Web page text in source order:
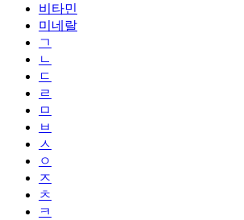
비타민
미네랄
ㄱ
ㄴ
ㄷ
ㄹ
ㅁ
ㅂ
ㅅ
ㅇ
ㅈ
ㅊ
ㅋ